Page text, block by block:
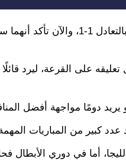
والتقى الريال مع الأتليتي في الدوري
على القرعة، ليرد
دومًا مواجهة أفضل
كبير من المباريات
أما في دوري الأبطال